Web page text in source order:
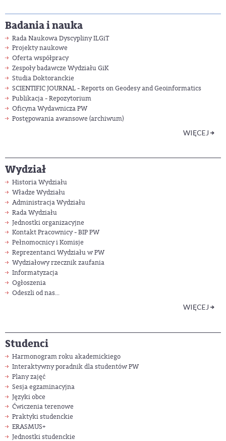
Badania i nauka
Rada Naukowa Dyscypliny ILGiT
Projekty naukowe
Oferta współpracy
Zespoły badawcze Wydziału GiK
Studia Doktoranckie
SCIENTIFIC JOURNAL - Reports on Geodesy and Geoinformatics
Publikacja - Repozytorium
Oficyna Wydawnicza PW
Postępowania awansowe (archiwum)
WIĘCEJ
Wydział
Historia Wydziału
Władze Wydziału
Administracja Wydziału
Rada Wydziału
Jednostki organizacyjne
Kontakt Pracownicy - BIP PW
Pełnomocnicy i Komisje
Reprezentanci Wydziału w PW
Wydziałowy rzecznik zaufania
Informatyzacja
Ogłoszenia
Odeszli od nas...
WIĘCEJ
Studenci
Harmonogram roku akademickiego
Interaktywny poradnik dla studentów PW
Plany zajęć
Sesja egzaminacyjna
Języki obce
Ćwiczenia terenowe
Praktyki studenckie
ERASMUS+
Jednostki studenckie